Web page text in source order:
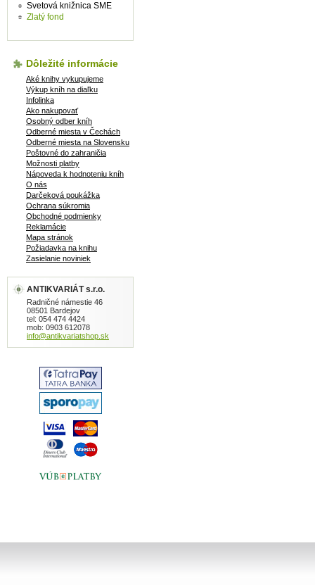
Svetová knižnica SME
Zlatý fond
Dôležité informácie
Aké knihy vykupujeme
Výkup kníh na diaľku
Infolinka
Ako nakupovať
Osobný odber kníh
Odberné miesta v Čechách
Odberné miesta na Slovensku
Poštovné do zahraničia
Možnosti platby
Nápoveda k hodnoteniu kníh
O nás
Darčeková poukážka
Ochrana súkromia
Obchodné podmienky
Reklamácie
Mapa stránok
Požiadavka na knihu
Zasielanie noviniek
ANTIKVARIÁT s.r.o.
Radničné námestie 46
08501 Bardejov
tel: 054 474 4424
mob: 0903 612078
info@antikvariatshop.sk